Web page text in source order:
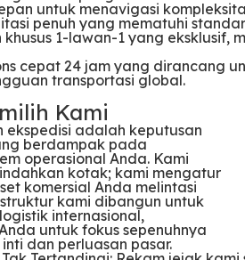
untuk menavigasi
penuh yang mematuhi
khusus 1-lawan-1 yang eksklusif,
cepat 24 jam yang dirancang
transportasi global.
Kami
ekspedisi adalah keputusan
berdampak pada
operasional Anda. Kami
kotak; kami mengatur
komersial Anda melintasi
kami dibangun untuk
internasional,
untuk fokus sepenuhnya
dan perluasan pasar.